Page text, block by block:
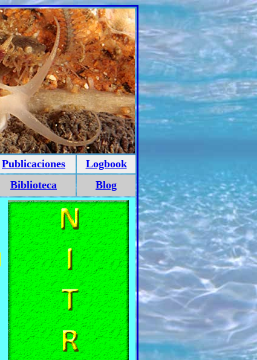
Publicaciones
Logbook
Biblioteca
Blog